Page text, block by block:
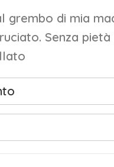
grembo di mia
Senza pietà